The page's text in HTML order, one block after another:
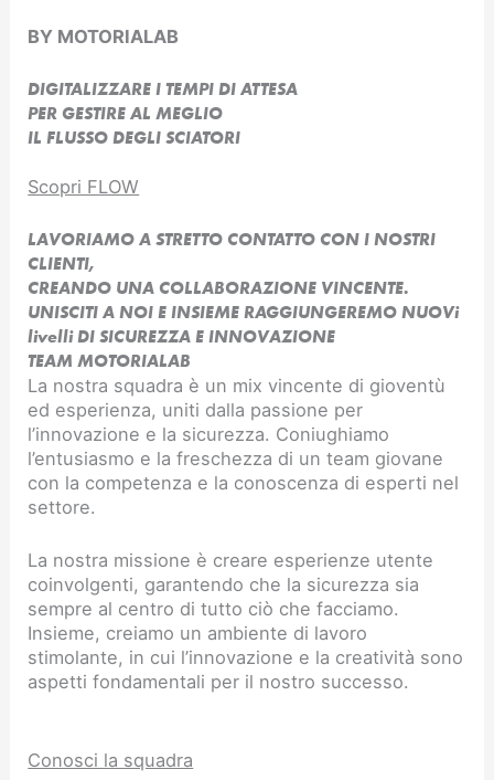
BY MOTORIALAB
DIGITALIZZARE I TEMPI DI ATTESA
PER GESTIRE AL MEGLIO
IL FLUSSO DEGLI SCIATORI
Scopri FLOW
LAVORIAMO A STRETTO CONTATTO CON I NOSTRI
CLIENTI,
CREANDO UNA COLLABORAZIONE VINCENTE.
UNISCITI A NOI E INSIEME RAGGIUNGEREMO NUOVi
livelli DI SICUREZZA E INNOVAZIONE​
TEAM MOTORIALAB
La nostra squadra è un mix vincente di gioventù
ed esperienza, uniti dalla passione per
l’innovazione e la sicurezza. Coniughiamo
l’entusiasmo e la freschezza di un team giovane
con la competenza e la conoscenza di esperti nel
settore.
La nostra missione è creare esperienze utente
coinvolgenti, garantendo che la sicurezza sia
sempre al centro di tutto ciò che facciamo.
Insieme, creiamo un ambiente di lavoro
stimolante, in cui l’innovazione e la creatività sono
aspetti fondamentali per il nostro successo.
Conosci la squadra